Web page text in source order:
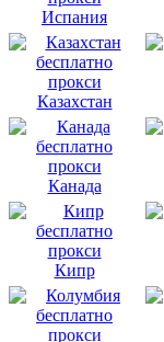
Испания
Казахстан
Канада
Кипр